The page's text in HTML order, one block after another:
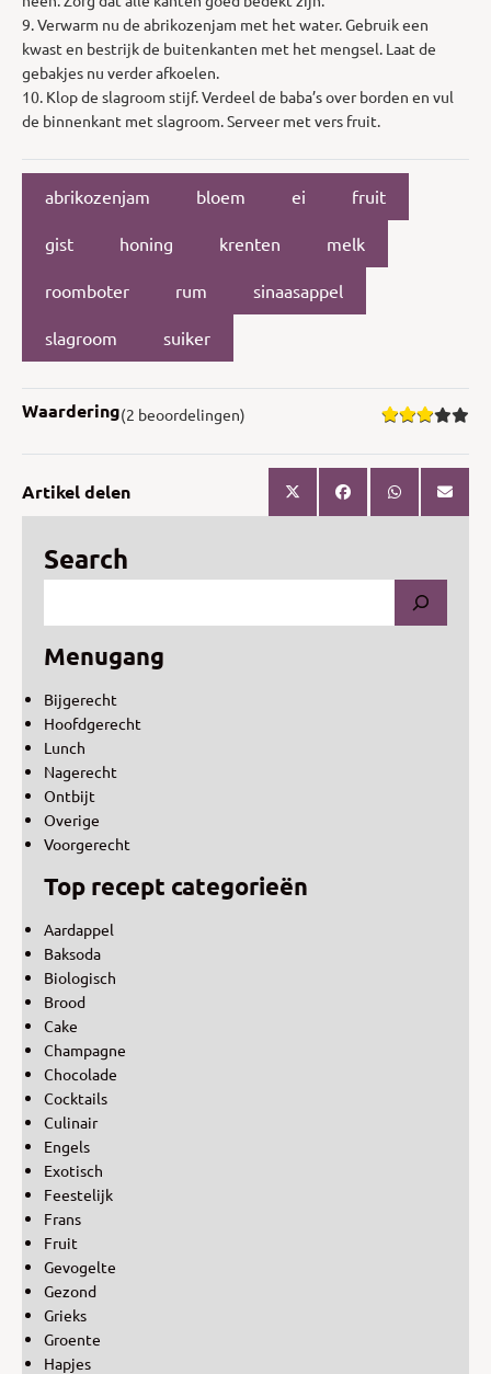
9. Verwarm nu de abrikozenjam met het water. Gebruik een
kwast en bestrijk de buitenkanten met het mengsel. Laat de
gebakjes nu verder afkoelen.
10. Klop de slagroom stijf. Verdeel de baba’s over borden en vul
de binnenkant met slagroom. Serveer met vers fruit.
abrikozenjam bloem ei fruit
gist honing krenten melk
roomboter rum sinaasappel
slagroom suiker
Waardering(2 beoordelingen)
Artikel delen
Search
Menugang
Bijgerecht
Hoofdgerecht
Lunch
Nagerecht
Ontbijt
Overige
Voorgerecht
Top recept categorieën
Aardappel
Baksoda
Biologisch
Brood
Cake
Champagne
Chocolade
Cocktails
Culinair
Engels
Exotisch
Feestelijk
Frans
Fruit
Gevogelte
Gezond
Grieks
Groente
Hapjes